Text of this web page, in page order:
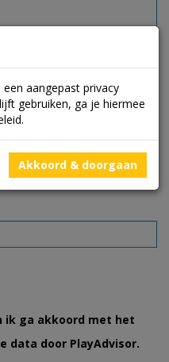
ik ga akkoord met het
data door PlayAdvisor.
aangepast privacy
gebruiken, ga je hiermee
Akkoord & doorgaan